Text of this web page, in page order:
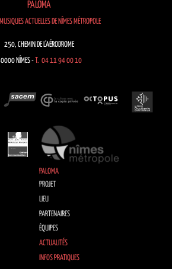
PALOMA
ACTUELLES DE NÎMES MÉTROPOLE
250, CHEMIN DE L’AÉRODROME
NÎMES -T. 04 11 94 00 10
PALOMA
PROJET
LIEU
PARTENAIRES
ÉQUIPES
ACTUALITÉS
INFOS PRATIQUES